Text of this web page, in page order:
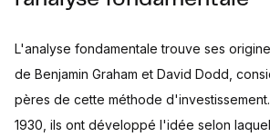
L'analyse fondamentale trouve ses
de Benjamin Graham et David Dodd,
pères de cette méthode
1930, ils ont développé l'idée selon